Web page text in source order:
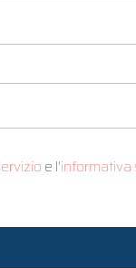
e l'informativa